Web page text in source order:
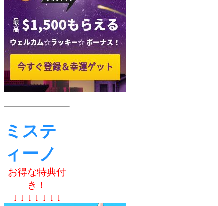
ミステ
ィーノ
お得な特典付
き！
↓ ↓ ↓ ↓ ↓ ↓ ↓